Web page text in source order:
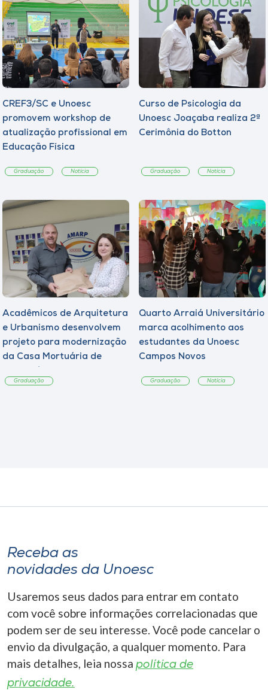
CREF3/SC e Unoesc
promovem workshop de
atualização profissional em
Educação Física
Graduação Notícia
Curso de Psicologia da
Unoesc Joaçaba realiza 2ª
Cerimônia do Botton
Graduação Notícia
Acadêmicos de Arquitetura
e Urbanismo desenvolvem
projeto para modernização
da Casa Mortuária de
Graduação
Quarto Arraiá Universitário
marca acolhimento aos
estudantes da Unoesc
Campos Novos
Graduação Notícia
Receba as
novidades da Unoesc
Usaremos seus dados para entrar em contato
com você sobre informações correlacionadas que
podem ser de seu interesse. Você pode cancelar o
envio da divulgação, a qualquer momento. Para
mais detalhes, leia nossa política de
privacidade.